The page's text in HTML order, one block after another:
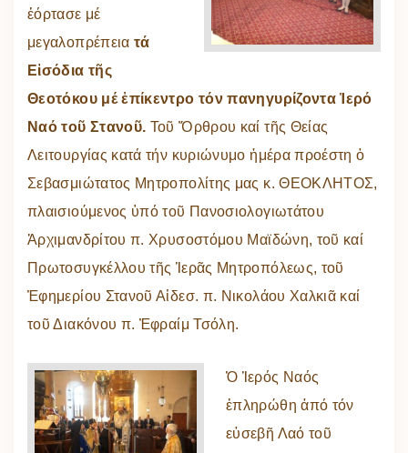
ἑόρτασε μέ
μεγαλοπρέπειατά
Εἰσόδια τῆς
Θεοτόκου μέ ἐπίκεντρο τόν πανηγυρίζοντα Ἱερό
Ναό τοῦ Στανοῦ. Τοῦ Ὄρθρου καί τῆς Θείας
Λειτουργίας κατά τήν κυριώνυμο ἡμέρα προέστη ὁ
Σεβασμιώτατος Μητροπολίτης μας κ. ΘΕΟΚΛΗΤΟΣ,
πλαισιούμενος ὑπό τοῦ Πανοσιολογιωτάτου
Ἀρχιμανδρίτου π. Χρυσοστόμου Μαϊδώνη, τοῦ καί
Πρωτοσυγκέλλου τῆς Ἱερᾶς Μητροπόλεως, τοῦ
Ἐφημερίου Στανοῦ Αἰδεσ. π. Νικολάου Χαλκιᾶ καί
τοῦ Διακόνου π. Ἐφραίμ Τσόλη.
Ὁ Ἱερός Ναός
ἐπληρώθη ἀπό τόν
εὐσεβῆ Λαό τοῦ